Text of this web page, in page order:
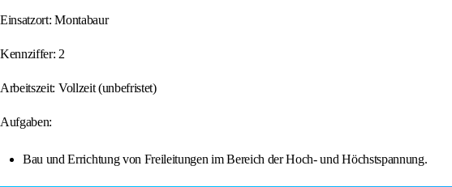
Einsatzort: Montabaur
Kennziffer: 2
Arbeitszeit: Vollzeit (unbefristet)
Aufgaben:
Bau und Errichtung von Freileitungen im Bereich der Hoch- und Höchstspannung.